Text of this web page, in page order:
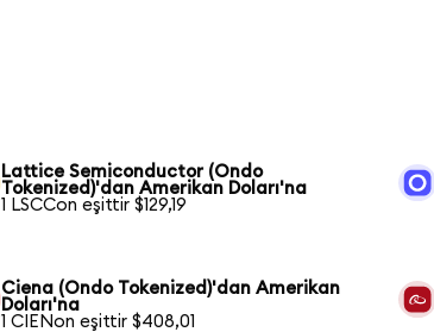
Lattice Semiconductor (Ondo
Tokenized)'dan Amerikan Doları'na
1 LSCCon eşittir $129,19
Ciena (Ondo Tokenized)'dan Amerikan
Doları'na
1 CIENon eşittir $408,01